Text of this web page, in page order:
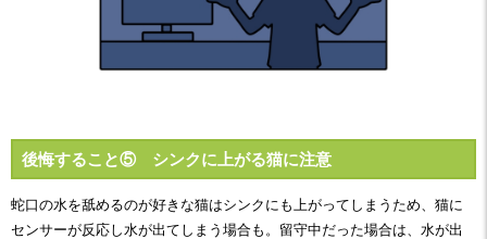
後悔すること⑤ シンクに上がる猫に注意
蛇口の水を舐めるのが好きな猫はシンクにも上がってしまうため、猫に
センサーが反応し水が出てしまう場合も。留守中だった場合は、水が出